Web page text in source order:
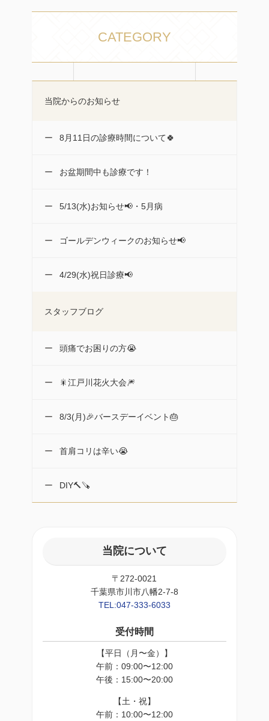
CATEGORY
当院からのお知らせ
8月11日の診療時間について🍀
お盆期間中も診療です！
5/13(水)お知らせ📢・5月病
ゴールデンウィークのお知らせ📢
4/29(水)祝日診療📢
スタッフブログ
頭痛でお困りの方😭
🎇江戸川花火大会🎆
8/3(月)🎉バースデーイベント🎂
首肩コリは辛い😭
DIY🔨🪚
当院について
〒272-0021
千葉県市川市八幡2-7-8
TEL:047-333-6033
受付時間
【平日（月〜金）】
午前：09:00〜12:00
午後：15:00〜20:00
【土・祝】
午前：10:00〜12:00